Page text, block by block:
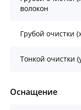
волокон
Грубой очистки
Тонкой очистки
Оснащение